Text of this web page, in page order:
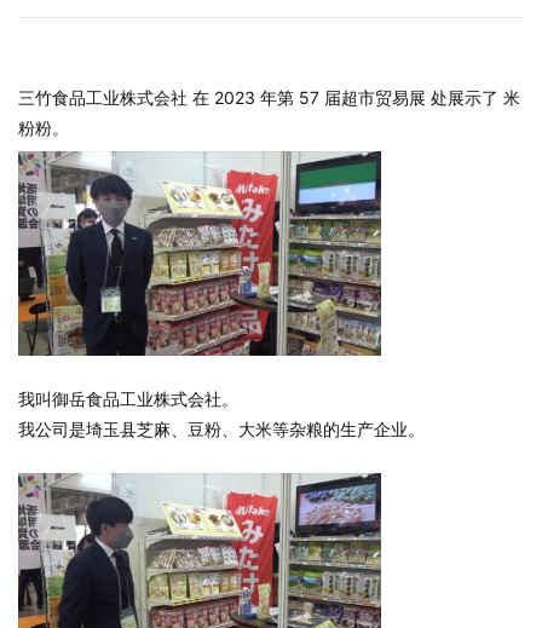
三竹食品工业株式会社 在 2023 年第 57 届超市贸易展 处展示了 米
粉粉。
我叫御岳食品工业株式会社。
我公司是埼玉县芝麻、豆粉、大米等杂粮的生产企业。